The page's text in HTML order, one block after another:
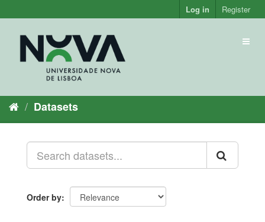
to
Log in Register
Datasets
Order by